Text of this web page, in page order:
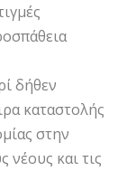
δήθεν
καταστολής
στην
και τις